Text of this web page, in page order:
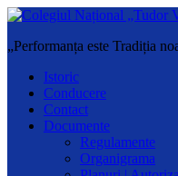
„Performanța este Tradiția
Istoric
Conducere
Contact
Documente
Regulamente
Organigrama